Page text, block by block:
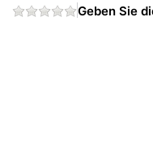
Geben Sie